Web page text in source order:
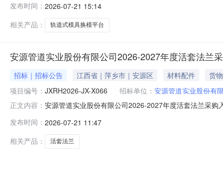
成交候选人公示已结束，现将中标供应商公示如下：成
司地址：江西省
发布时间： 2026-07-21 15:14
相关产品：
轨道式模具换模平台
安源管道实业股份有限公司2026-2027年度活套法兰
招标｜招标公告 江西省｜萍乡市｜安源区 材料配件
货物
项目编号： JXRH2026-JX-X066 招标单位： 安源管道实业股份有
正文内容： 安源管道实业股份有限公司2026-2027年度活套法兰采
点：江西省/萍乡市/安源区详细地址：-
发布时间： 2026-07-21 11:47
相关产品：
活套法兰